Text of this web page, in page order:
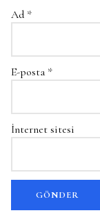
Ad *
E-posta *
İnternet sitesi